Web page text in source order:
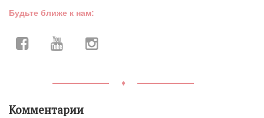
Будьте ближе к нам:
♦
Комментарии